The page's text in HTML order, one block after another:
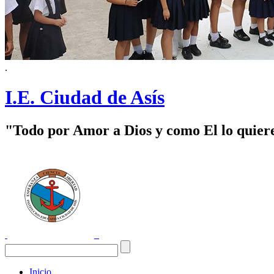
.
I.E. Ciudad de Asís
"Todo por Amor a Dios y como El lo
Inicio